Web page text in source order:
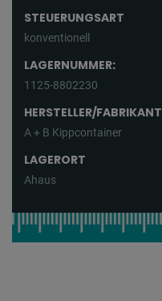
STEUERUNGSART
konventionell
LAGERNUMMER:
1125-8802230
HERSTELLER/FABRIKANT
A + B Kippcontainer
LAGERORT
Ahaus